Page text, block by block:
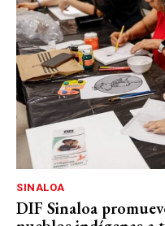
SINALOA
DIF Sinaloa